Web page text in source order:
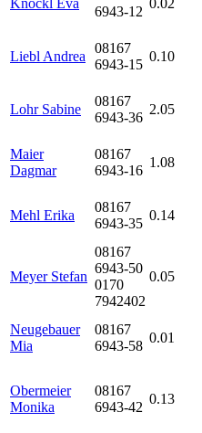
Knöckl Eva
6943-12
0.02
Liebl Andrea
08167
6943-15
0.10
Lohr Sabine
08167
6943-36
2.05
Maier
Dagmar
08167
6943-16
1.08
Mehl Erika
08167
6943-35
0.14
Meyer Stefan
08167
6943-50
0170
7942402
0.05
Neugebauer
Mia
08167
6943-58
0.01
Obermeier
Monika
08167
6943-42
0.13